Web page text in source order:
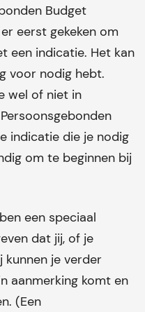
Budget
eerst gekeken om
een indicatie. Het kan
voor nodig hebt.
wel of niet in
indicatie die je nodig
om te beginnen bij
een speciaal
dat jij, of je
kunnen je verder
aanmerking komt en
(Een